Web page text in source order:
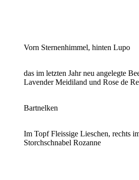
Vorn Sternenhimmel, hinten Lupo
das im letzten Jahr neu angelegte
Lavender Meidiland und Rose de
Bartnelken
Im Topf Fleissige Lieschen, rechts
Storchschnabel Rozanne